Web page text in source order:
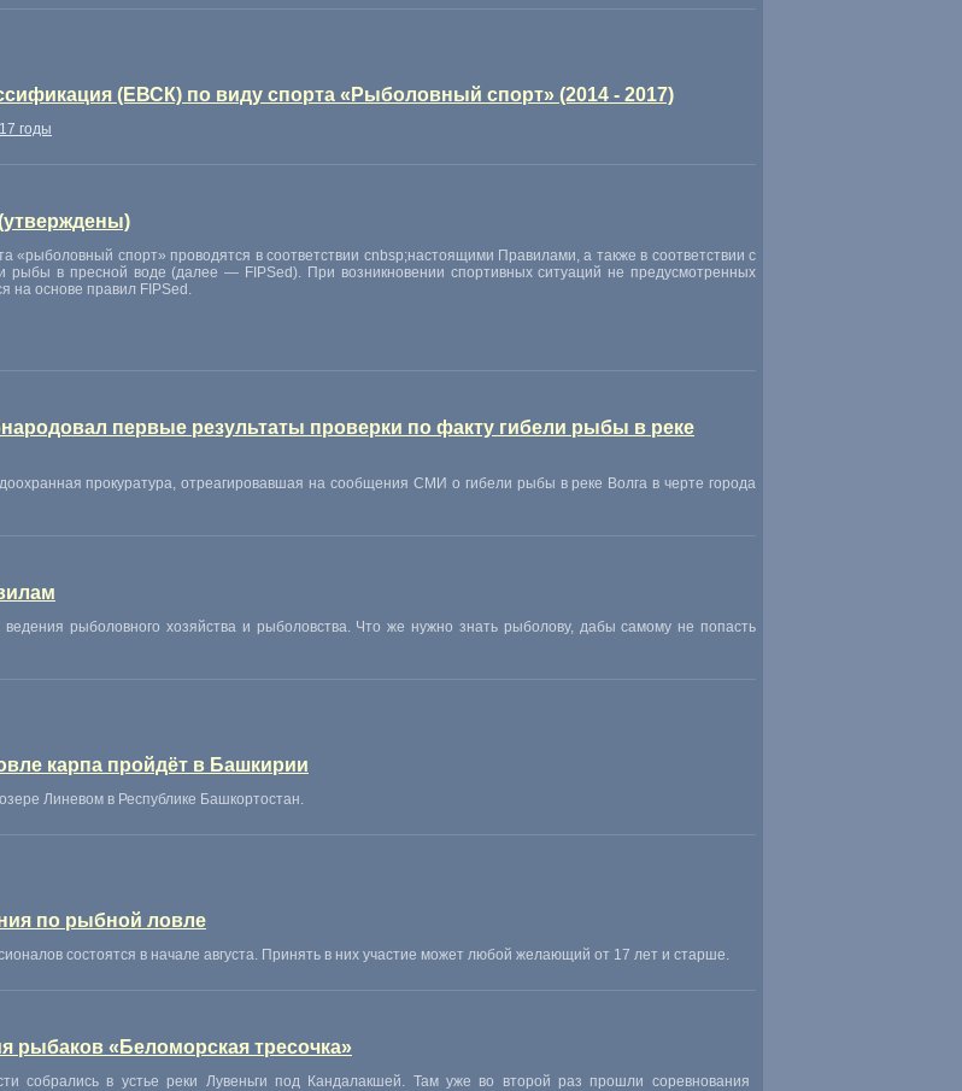
(ЕВСК) по виду спорта «Рыболовный спорт» (2014 - 2017)
годы
спорт» проводятся в соответствии сnbsp;настоящими Правилами, а также в соответствии с
в пресной воде (далее — FIPSed). При возникновении спортивных ситуаций не предусмотренных
на основе правил FIPSed.
первые результаты проверки по факту гибели рыбы в реке
прокуратура, отреагировавшая на сообщения СМИ о гибели рыбы в реке Волга в черте города
рыболовного хозяйства и рыболовства. Что же нужно знать рыболову, дабы самому не попасть
карпа пройдёт в Башкирии
Линевом в Республике Башкортостан.
по рыбной ловле
состоятся в начале августа. Принять в них участие может любой желающий от 17 лет и старше.
рыбаков «Беломорская тресочка»
собрались в устье реки Лувеньги под Кандалакшей. Там уже во второй раз прошли соревнования